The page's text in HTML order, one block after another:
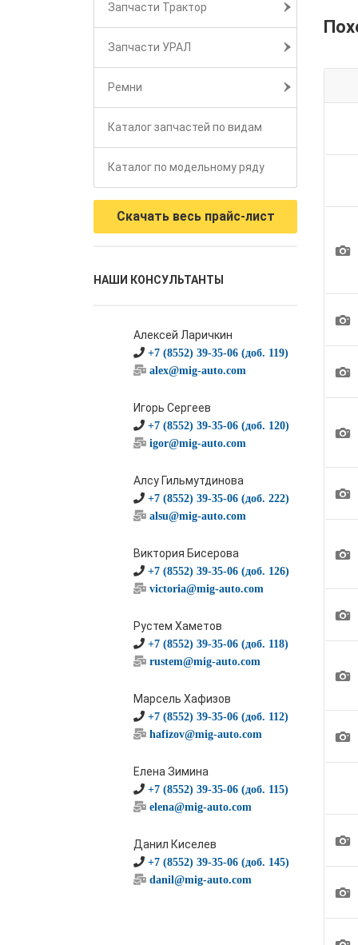
Запчасти Трактор
Запчасти УРАЛ
Ремни
Каталог запчастей по видам
Каталог по модельному ряду
Скачать весь прайс-лист
НАШИ КОНСУЛЬТАНТЫ
Алексей Ларичкин
+7 (8552) 39-35-06 (доб. 119)
alex@mig-auto.com
Игорь Сергеев
+7 (8552) 39-35-06 (доб. 120)
igor@mig-auto.com
Алсу Гильмутдинова
+7 (8552) 39-35-06 (доб. 222)
alsu@mig-auto.com
Виктория Бисерова
+7 (8552) 39-35-06 (доб. 126)
victoria@mig-auto.com
Рустем Хаметов
+7 (8552) 39-35-06 (доб. 118)
rustem@mig-auto.com
Марсель Хафизов
+7 (8552) 39-35-06 (доб. 112)
hafizov@mig-auto.com
Елена Зимина
+7 (8552) 39-35-06 (доб. 115)
elena@mig-auto.com
Данил Киселев
+7 (8552) 39-35-06 (доб. 145)
danil@mig-auto.com
1
1
1
1
1
1
1
1
1
1
1